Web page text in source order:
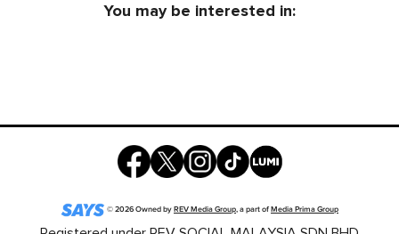
You may be interested in:
©2026Owned byREV Media Group, a part ofMedia Prima Group